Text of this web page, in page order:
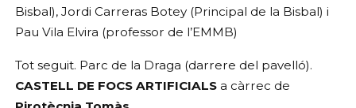
Bisbal), Jordi Carreras Botey (Principal de la Bisbal) i
Pau Vila Elvira (professor de l’EMMB)
CASTELL DE FOCS ARTIFICIALS a càrrec de